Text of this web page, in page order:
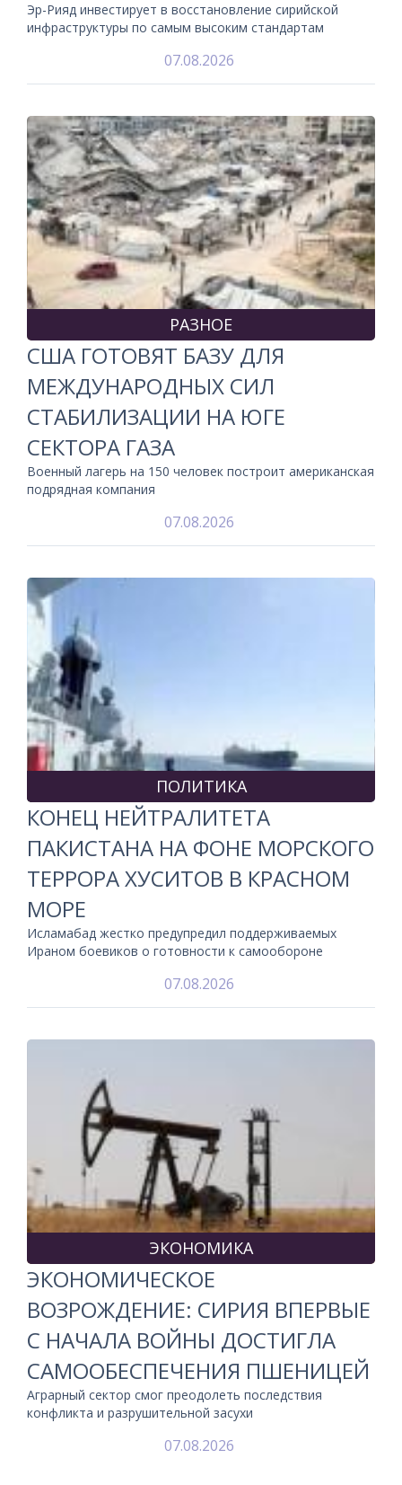
Эр-Рияд инвестирует в восстановление сирийской
инфраструктуры по самым высоким стандартам
07.08.2026
РАЗНОЕ
США ГОТОВЯТ БАЗУ ДЛЯ
МЕЖДУНАРОДНЫХ СИЛ
СТАБИЛИЗАЦИИ НА ЮГЕ
СЕКТОРА ГАЗА
Военный лагерь на 150 человек построит американская
подрядная компания
07.08.2026
ПОЛИТИКА
КОНЕЦ НЕЙТРАЛИТЕТА
ПАКИСТАНА НА ФОНЕ МОРСКОГО
ТЕРРОРА ХУСИТОВ В КРАСНОМ
МОРЕ
Исламабад жестко предупредил поддерживаемых
Ираном боевиков о готовности к самообороне
07.08.2026
ЭКОНОМИКА
ЭКОНОМИЧЕСКОЕ
ВОЗРОЖДЕНИЕ: СИРИЯ ВПЕРВЫЕ
С НАЧАЛА ВОЙНЫ ДОСТИГЛА
САМООБЕСПЕЧЕНИЯ ПШЕНИЦЕЙ
Аграрный сектор смог преодолеть последствия
конфликта и разрушительной засухи
07.08.2026